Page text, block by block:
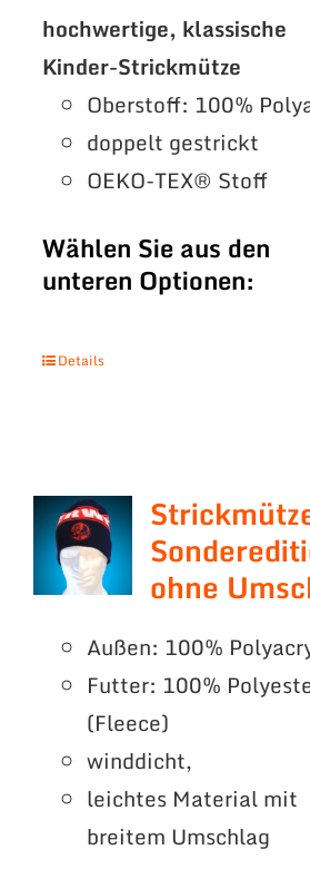
hochwertige, klassische
Kinder-Strickmütze
Oberstoff: 100%
doppelt gestrickt
OEKO-TEX® Stoff
Wählen Sie aus den
unteren Optionen:
Details
ohne
Außen: 100%
Futter: 100%
(Fleece)
winddicht,
leichtes Material mit
breitem Umschlag